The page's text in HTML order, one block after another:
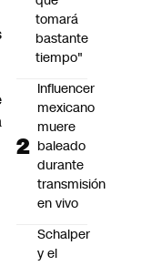
tomará
bastante
tiempo"
Influencer
mexicano
muere
baleado
durante
transmisión
en vivo
Schalper
y el